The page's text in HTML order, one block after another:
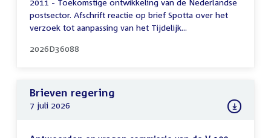
2011 - Toekomstige ontwikkeling van de Nederlandse
postsector. Afschrift reactie op brief Spotta over het
verzoek tot aanpassing van het Tijdelijk...
2026D36088
Brieven regering
7 juli 2026